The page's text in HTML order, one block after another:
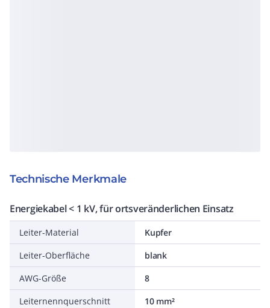
Technische Merkmale
Energiekabel < 1 kV, für ortsveränderlichen Einsatz
Leiter-Material
Kupfer
Leiter-Oberfläche
blank
AWG-Größe
8
Leiternennquerschnitt
10 mm²